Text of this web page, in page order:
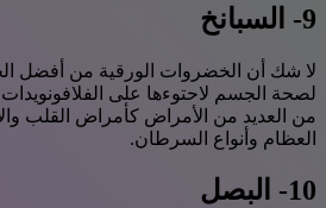
9- السبانخ
لا شك أن الخضروات الورقية من أفضل
لصحة الجسم لاحتوءها على
من العديد من الأمراض كأمراض القلب
العظام وأنواع السرطان.
10- البصل